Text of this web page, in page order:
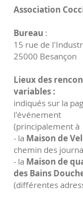
Association
Bureau :
15 rue de
25000 Besançon
Lieux des
variables :
indiqués sur la
l'événement
(principalement à
- la Maison de
chemin des
- la Maison de
des Bains
(différentes